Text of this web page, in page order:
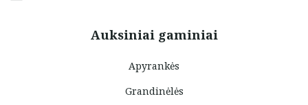
Auksiniai gaminiai
Apyrankės
Grandinėlės